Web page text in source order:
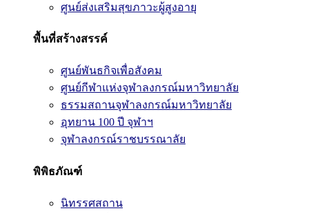
ศูนย์ส่งเสริมสุขภาวะผู้สูงอายุ
พื้นที่สร้างสรรค์
ศูนย์พันธกิจเพื่อสังคม
ศูนย์กีฬาแห่งจุฬาลงกรณ์มหาวิทยาลัย
ธรรมสถานจุฬาลงกรณ์มหาวิทยาลัย
อุทยาน 100 ปี จุฬาฯ
จุฬาลงกรณ์ราชบรรณาลัย
พิพิธภัณฑ์
นิทรรศสถาน